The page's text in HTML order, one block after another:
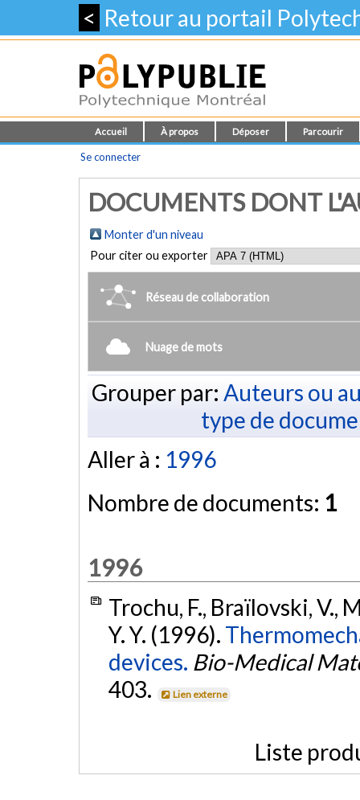
< Retour au portail
Accueil À propos Déposer Parcourir
Se connecter
DOCUMENTS DONT
Monter d'un niveau
Pour citer ou exporter
Réseau de collaboration
Nuage de mots
Grouper par: Auteurs ou
type de
Aller à : 1996
Nombre de documents: 1
1996
Trochu, F., Braïlovski, V.,
Y. Y. (1996).
devices. Bio-Medical
403.
Lien externe
Liste